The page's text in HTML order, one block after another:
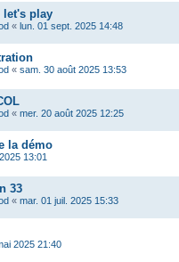
let's play
« lun. 01 sept. 2025 14:48
« sam. 30 août 2025 13:53
« mer. 20 août 2025 12:25
la démo
13:01
33
« mar. 01 juil. 2025 15:33
2025 21:40